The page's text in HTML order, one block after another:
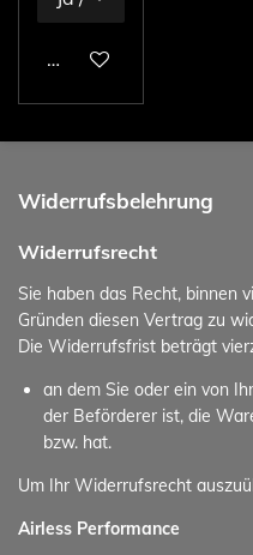
In den Warenkorb
Widerrufsbelehrung
Widerrufsrecht
Sie haben das Recht, binnen
Gründen diesen Vertrag zu
Die Widerrufsfrist beträgt
an dem Sie oder ein von
der Beförderer ist, die
bzw. hat.
Um Ihr Widerrufsrecht
Airless Performance